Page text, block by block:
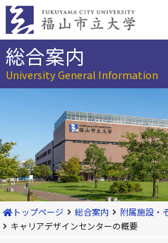
本
へ
動総合案内
University General Information
トップページ 総合案内 附属施設・
キャリアデザインセンターの概要